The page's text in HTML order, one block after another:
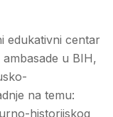
edukativni centar
u BIH,
na temu:
historijskog